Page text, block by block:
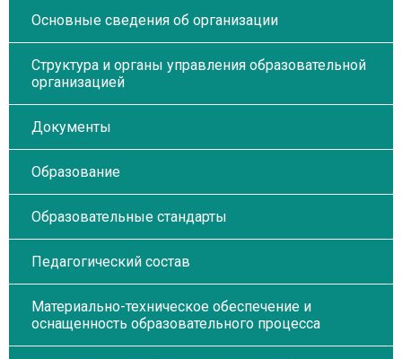
Основные сведения об организации
Структура и органы управления образовательной
организацией
Документы
Образование
Образовательные стандарты
Педагогический состав
Материально-техническое обеспечение и
оснащенность образовательного процесса